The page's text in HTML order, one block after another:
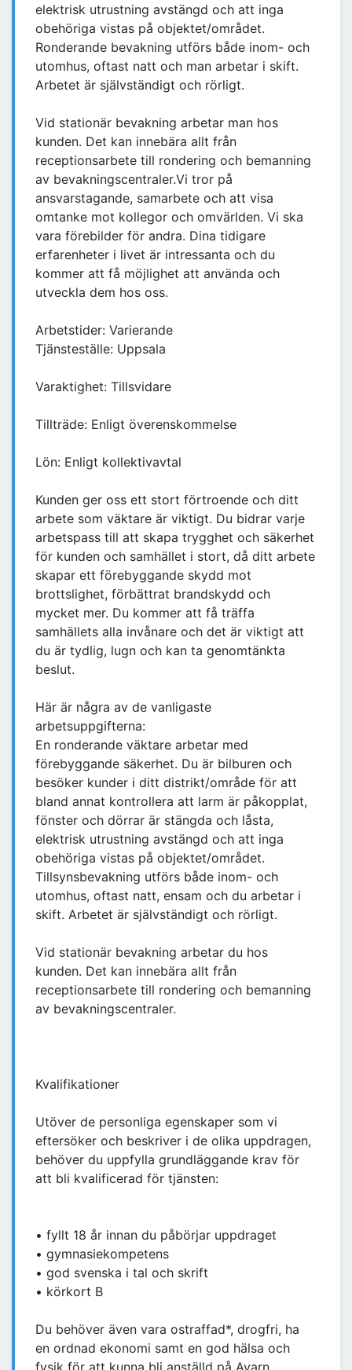
elektrisk utrustning avstängd och att inga
obehöriga vistas på objektet/området.
Ronderande bevakning utförs både inom- och
utomhus, oftast natt och man arbetar i skift.
Arbetet är självständigt och rörligt.
Vid stationär bevakning arbetar man hos
kunden. Det kan innebära allt från
receptionsarbete till rondering och bemanning
av bevakningscentraler.Vi tror på
ansvarstagande, samarbete och att visa
omtanke mot kollegor och omvärlden. Vi ska
vara förebilder för andra. Dina tidigare
erfarenheter i livet är intressanta och du
kommer att få möjlighet att använda och
utveckla dem hos oss.
Arbetstider: Varierande
Tjänsteställe: Uppsala
Varaktighet: Tillsvidare
Tillträde: Enligt överenskommelse
Lön: Enligt kollektivavtal
Kunden ger oss ett stort förtroende och ditt
arbete som väktare är viktigt. Du bidrar varje
arbetspass till att skapa trygghet och säkerhet
för kunden och samhället i stort, då ditt arbete
skapar ett förebyggande skydd mot
brottslighet, förbättrat brandskydd och
mycket mer. Du kommer att få träffa
samhällets alla invånare och det är viktigt att
du är tydlig, lugn och kan ta genomtänkta
beslut.
Här är några av de vanligaste
arbetsuppgifterna:
En ronderande väktare arbetar med
förebyggande säkerhet. Du är bilburen och
besöker kunder i ditt distrikt/område för att
bland annat kontrollera att larm är påkopplat,
fönster och dörrar är stängda och låsta,
elektrisk utrustning avstängd och att inga
obehöriga vistas på objektet/området.
Tillsynsbevakning utförs både inom- och
utomhus, oftast natt, ensam och du arbetar i
skift. Arbetet är självständigt och rörligt.
Vid stationär bevakning arbetar du hos
kunden. Det kan innebära allt från
receptionsarbete till rondering och bemanning
av bevakningscentraler.
Kvalifikationer
Utöver de personliga egenskaper som vi
eftersöker och beskriver i de olika uppdragen,
behöver du uppfylla grundläggande krav för
att bli kvalificerad för tjänsten:
• fyllt 18 år innan du påbörjar uppdraget
• gymnasiekompetens
• god svenska i tal och skrift
• körkort B
Du behöver även vara ostraffad*, drogfri, ha
en ordnad ekonomi samt en god hälsa och